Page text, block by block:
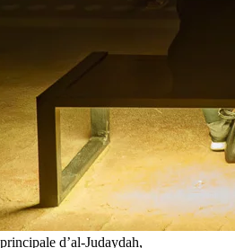
d’al-Judaydah,